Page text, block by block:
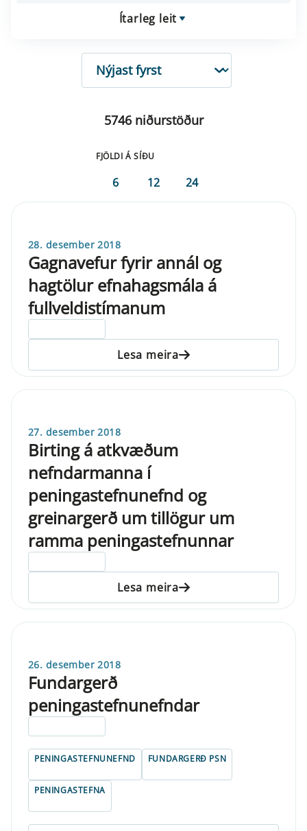
Ítarleg leit
RÖÐUN
5746 niðurstöður
FJÖLDI Á SÍÐU
6 12 24
28. desember 2018
Gagnavefur fyrir annál og
hagtölur efnahagsmála á
fullveldistímanum
Lesa meira
27. desember 2018
Birting á atkvæðum
nefndarmanna í
peningastefnunefnd og
greinargerð um tillögur um
ramma peningastefnunnar
Lesa meira
26. desember 2018
Fundargerð
peningastefnunefndar
PENINGASTEFNUNEFND FUNDARGERÐ PSN
PENINGASTEFNA